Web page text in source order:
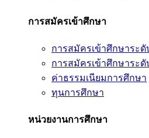
การสมัครเข้าศึกษา
การสมัครเข้าศึกษาร
การสมัครเข้าศึกษาระ
ค่าธรรมเนียมการศึกษา
ทุนการศึกษา
หน่วยงานการศึกษา